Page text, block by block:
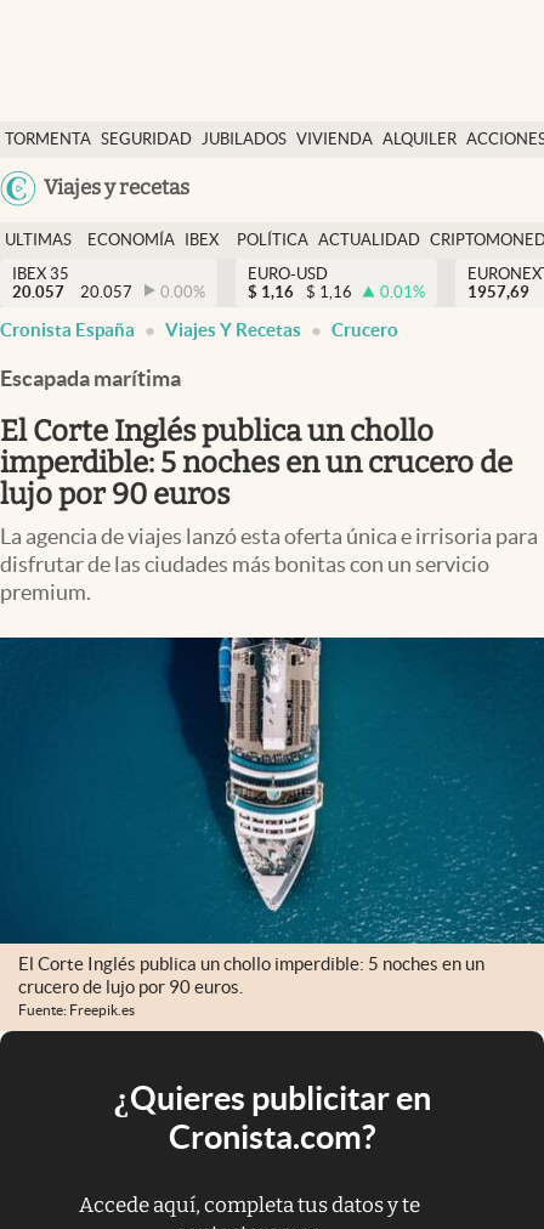
TORMENTA SEGURIDAD JUBILADOS VIVIENDA ALQUILER
USA
Viajes y recetas
Economía y finanzas
Política
Actualidad
Criptomonedas
España
ULTIMAS
NOTICIAS
ECONOMÍA
FINANZAS
IBEX
EURO
POLÍTICA ACTUALIDAD
IBEX 35
20.057
20.057 0.00%
EURO-USD
$ 1,16 $ 1,16 0.01%
1957,69
Cronista España Viajes Y Recetas Crucero
Escapada marítima
El Corte Inglés publica un chollo
imperdible: 5 noches en un crucero de
lujo por 90 euros
La agencia de viajes lanzó esta oferta única e irrisoria para
disfrutar de las ciudades más bonitas con un servicio
premium.
El Corte Inglés publica un chollo imperdible: 5 noches en un
crucero de lujo por 90 euros.
Fuente: Freepik.es
¿Quieres publicitar en
Cronista.com?
Accede aquí, completa tus datos y te